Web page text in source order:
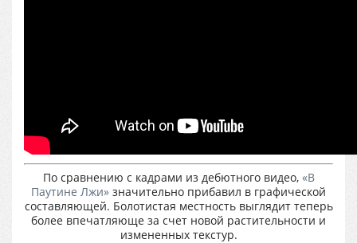
По сравнению с кадрами из дебютного видео, «В
Паутине Лжи» значительно прибавил в графической
составляющей. Болотистая местность выглядит теперь
более впечатляюще за счет новой растительности и
измененных текстур.